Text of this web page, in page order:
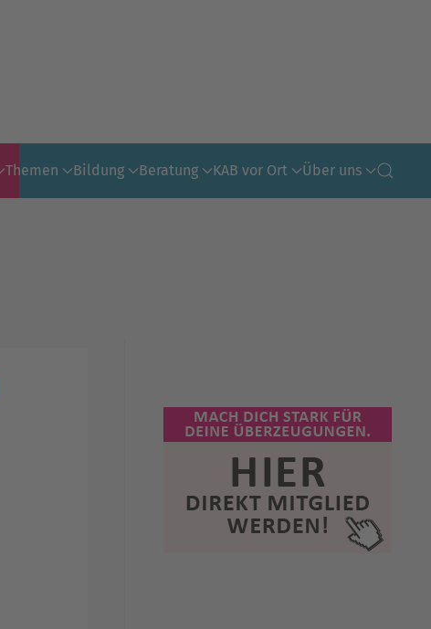
Themen Bildung Beratung KAB vor Ort Über uns